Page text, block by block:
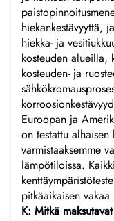
hiekankestävyyttä,
hiekka- ja
kosteuden alueilla,
kosteuden- ja
Euroopan ja
on testattu
varmistaaksemme
lämpötiloissa.
pitkäaikaisen
K: Mitkä